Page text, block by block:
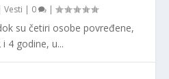
Vesti | 0 |
su četiri osobe povređene,
4 godine, u...